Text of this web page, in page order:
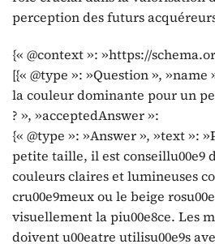
perception des futurs
{« @context »: »https://
[{« @type »: »Question »,
la couleur dominante pour un
? », »acceptedAnswer »:
{« @type »: »Answer », »text »:
petite taille, il est conseillu00e9
couleurs claires et lumineuses
cru00e9meux ou le beige
visuellement la piu00e8ce. Les
doivent u00eatre utilisu00e9s